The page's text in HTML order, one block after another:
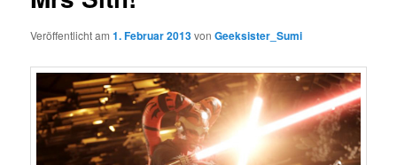
Veröffentlicht am1. Februar 2013vonGeeksister_Sumi